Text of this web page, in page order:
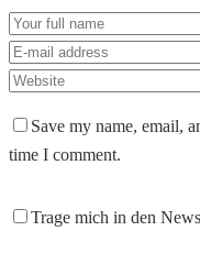
Save my name, email,
time I comment.
Trage mich in den